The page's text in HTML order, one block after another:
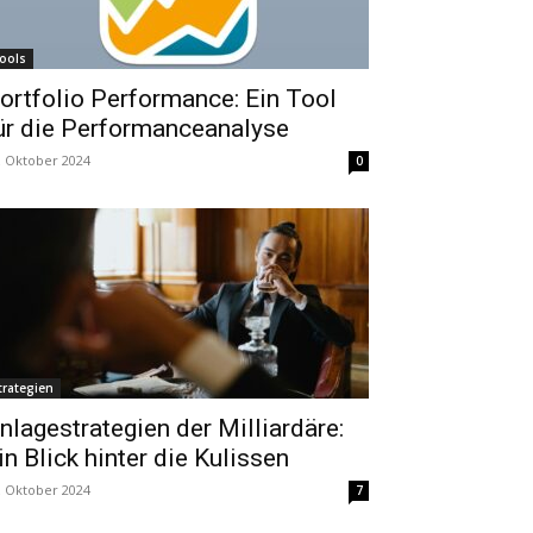
Performance: Ein Tool
die Performanceanalyse
Oktober 2024 0
der Milliardäre:
Blick hinter die Kulissen
Oktober 2024 7